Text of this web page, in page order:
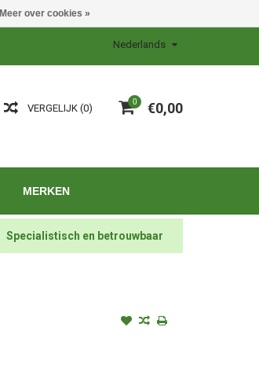
Nederlands
0 €0,00
VERGELIJK (0)
MERKEN
Specialistisch en betrouwbaar
Meer over cookies »